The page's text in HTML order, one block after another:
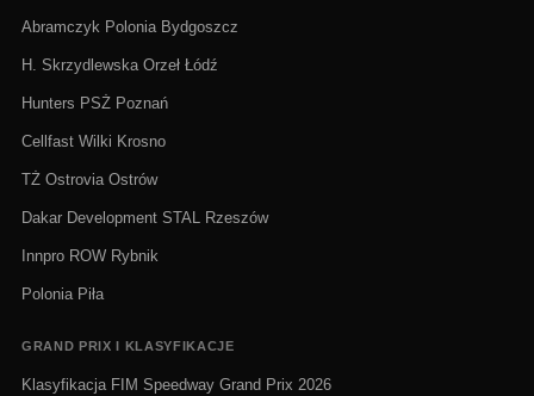
Abramczyk Polonia Bydgoszcz
H. Skrzydlewska Orzeł Łódź
Hunters PSŻ Poznań
Cellfast Wilki Krosno
TŻ Ostrovia Ostrów
Dakar Development STAL Rzeszów
Innpro ROW Rybnik
Polonia Piła
GRAND PRIX I KLASYFIKACJE
Klasyfikacja FIM Speedway Grand Prix 2026